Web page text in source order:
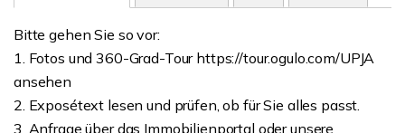
Bitte gehen Sie so vor:
1. Fotos und 360-Grad-Tour https://tour.ogulo.com/UPJA
ansehen
2. Exposétext lesen und prüfen, ob für Sie alles passt.
3. Anfrage über das Immobilienportal oder unsere